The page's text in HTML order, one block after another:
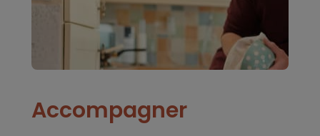
Accompagner